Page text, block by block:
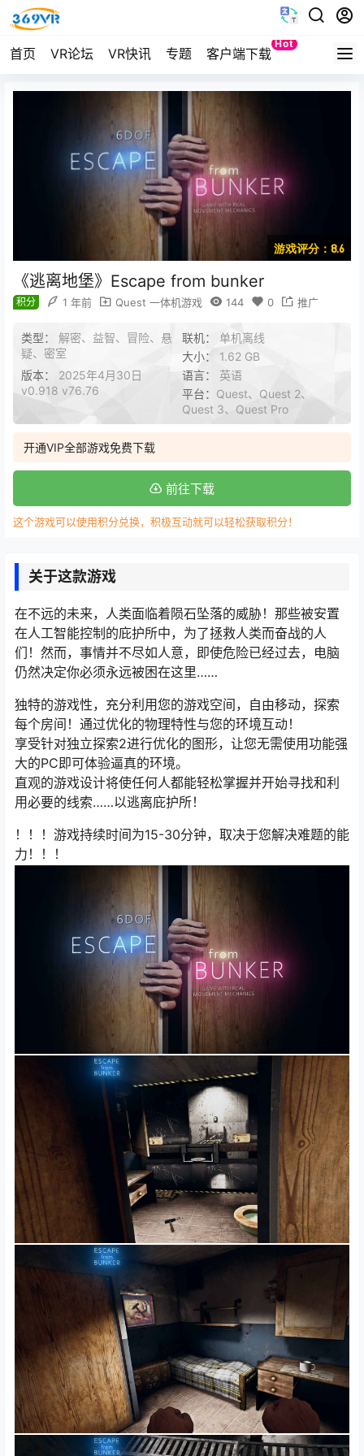
首页 VR论坛 VR快讯 专题 客户端下载
Hot
Quest
游戏评分：8.6
《逃离地堡》Escape from bunker
积分 1 年前 Quest 一体机游戏 144 0 推广
类型： 解密、益智、冒险、悬
疑、密室
联机： 单机离线
大小： 1.62 GB
版本： 2025年4月30日
v0.918 v76.76
语言： 英语
平台： Quest、Quest 2、
Quest 3、Quest Pro
开通VIP全部游戏免费下载
前往下载
这个游戏可以使用积分兑换，积极互动就可以轻松获取积分！
关于这款游戏
在不远的未来，人类面临着陨石坠落的威胁！那些被安置
在人工智能控制的庇护所中，为了拯救人类而奋战的人
们！然而，事情并不尽如人意，即使危险已经过去，电脑
仍然决定你必须永远被困在这里……
独特的游戏性，充分利用您的游戏空间，自由移动，探索
每个房间！通过优化的物理特性与您的环境互动！
享受针对独立探索2进行优化的图形，让您无需使用功能强
大的PC即可体验逼真的环境。
直观的游戏设计将使任何人都能轻松掌握并开始寻找和利
用必要的线索……以逃离庇护所！
！！！游戏持续时间为15-30分钟，取决于您解决难题的能
力！！！